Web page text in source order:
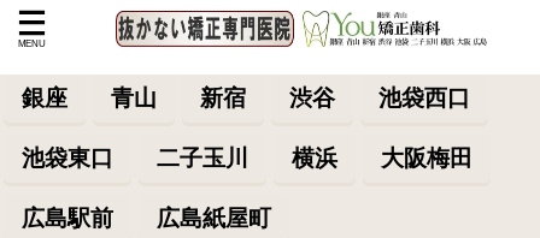
銀座 青山 新宿 渋谷 池袋西口
池袋東口 二子玉川 横浜 大阪梅田
広島駅前 広島紙屋町